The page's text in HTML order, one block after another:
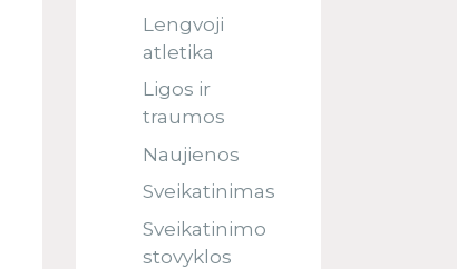
Lengvoji
atletika
Ligos ir
traumos
Naujienos
Sveikatinimas
Sveikatinimo
stovyklos